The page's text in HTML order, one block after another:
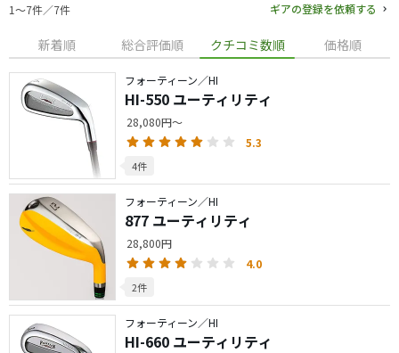
1〜7件／7件 ギアの登録を依頼する
新着順 総合評価順 クチコミ数順 価格順
フォーティーン／HI
HI-550 ユーティリティ
28,080円～
5.3
4件
フォーティーン／HI
877 ユーティリティ
28,800円
4.0
2件
フォーティーン／HI
HI-660 ユーティリティ